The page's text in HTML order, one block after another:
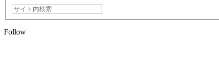
Follow